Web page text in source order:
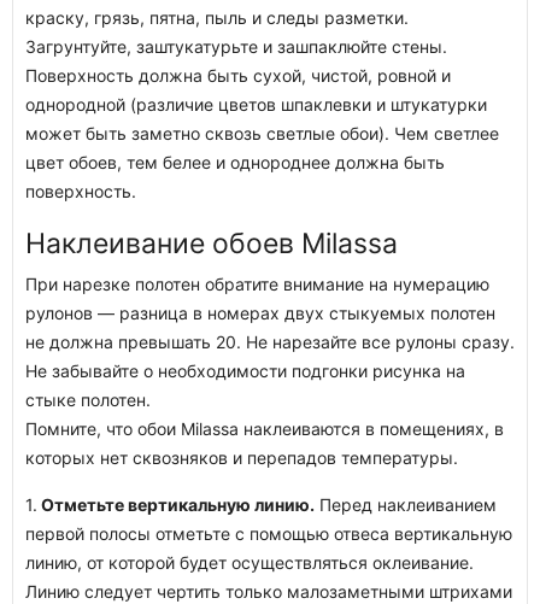
краску, грязь, пятна, пыль и следы разметки.
Загрунтуйте, заштукатурьте и зашпаклюйте стены.
Поверхность должна быть сухой, чистой, ровной и
однородной (различие цветов шпаклевки и штукатурки
может быть заметно сквозь светлые обои). Чем светлее
цвет обоев, тем белее и однороднее должна быть
поверхность.
Наклеивание обоев Milassa
При нарезке полотен обратите внимание на нумерацию
рулонов — разница в номерах двух стыкуемых полотен
не должна превышать 20. Не нарезайте все рулоны сразу.
Не забывайте о необходимости подгонки рисунка на
стыке полотен.
Помните, что обои Milassa наклеиваются в помещениях, в
которых нет сквозняков и перепадов температуры.
1. Отметьте вертикальную линию. Перед наклеиванием
первой полосы отметьте с помощью отвеса вертикальную
линию, от которой будет осуществляться оклеивание.
Линию следует чертить только малозаметными штрихами